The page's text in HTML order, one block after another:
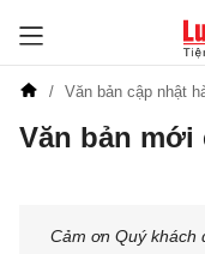
Văn bản cập nhật
Văn bản mới
Cảm ơn Quý khách